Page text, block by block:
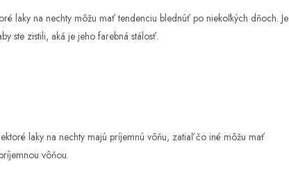
laky na nechty môžu mať tendenciu blednúť po niekoľkých dňoch. Je
ste zistili, aká je jeho farebná stálosť.
laky na nechty majú príjemnú vôňu, zatiaľ čo iné môžu mať
vôňou.